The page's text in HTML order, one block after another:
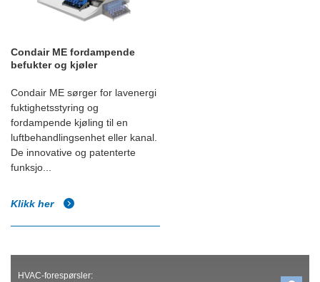
Condair ME fordampende
befukter og kjøler
Condair ME sørger for lavenergi
fuktighetsstyring og
fordampende kjøling til en
luftbehandlingsenhet eller kanal.
De innovative og patenterte
funksjo...
Klikk her
HVAC-forespørsler: